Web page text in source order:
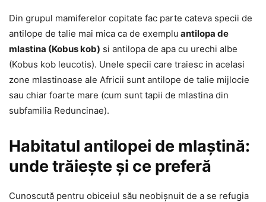
Din grupul mamiferelor copitate fac parte cateva specii de
antilope de talie mai mica ca de exemplu antilopa de
mlastina (Kobus kob) si antilopa de apa cu urechi albe
(Kobus kob leucotis). Unele specii care traiesc in acelasi
zone mlastinoase ale Africii sunt antilope de talie mijlocie
sau chiar foarte mare (cum sunt tapii de mlastina din
subfamilia Reduncinae).
Habitatul antilopei de mlaștină:
unde trăiește și ce preferă
Cunoscută pentru obiceiul său neobișnuit de a se refugia